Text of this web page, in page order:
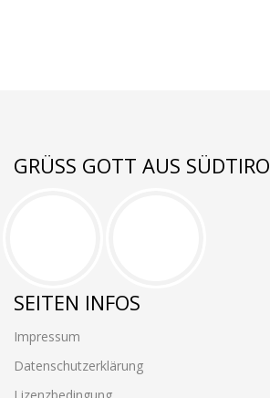
GRÜSS GOTT AUS SÜDTIROL
SEITEN INFOS
Impressum
Datenschutzerklärung